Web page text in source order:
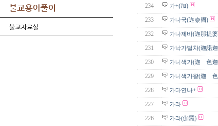
불교용어풀이
불교자료실
234 가+(加)
233 가나국(迦奈國)
232 가나제바(迦那提
231 가낙가벌차(迦諾
230 가니색가(迦 色
229 가니색가왕(迦
228 가다연나+
227 가라
226 가라(伽羅)